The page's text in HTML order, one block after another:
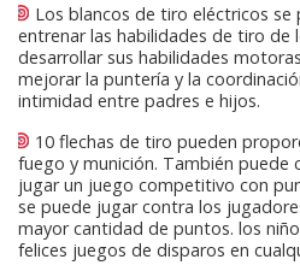
Los blancos de tiro eléctricos se
entrenar las habilidades de tiro de
desarrollar sus habilidades
mejorar la puntería y la
intimidad entre padres e hijos.
10 flechas de tiro pueden
fuego y munición. También puede
jugar un juego competitivo con
se puede jugar contra los
mayor cantidad de puntos. los
felices juegos de disparos en